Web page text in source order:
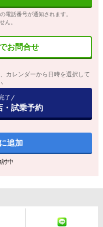
電話番号が通知されます。
ん。
お問合せ
カレンダーから日時を選択して
了
・試乗予約
追加
討中